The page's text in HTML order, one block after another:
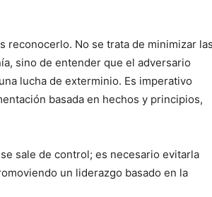
reconocerlo. No se trata de minimizar las
sino de entender que el adversario
lucha de exterminio. Es imperativo
basada en hechos y principios,
sale de control; es necesario evitarla
un liderazgo basado en la